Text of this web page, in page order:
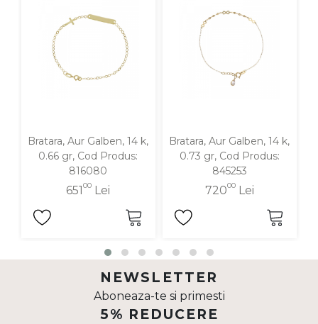
Diamante
Bratara, Aur Galben, 14 k,
0.66 gr, Cod Produs:
816080
65100 Lei
Bratara, Aur Galben, 14 k,
0.73 gr, Cod Produs:
845253
72000Lei
NEWSLETTER
Aboneaza-te si primesti
5% REDUCERE